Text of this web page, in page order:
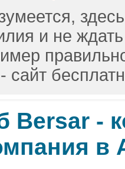
и не
сайт
Bersar -
в